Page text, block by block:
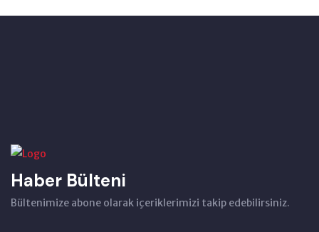
Haber Bülteni
Bültenimize abone olarak içeriklerimizi takip edebilirsiniz.